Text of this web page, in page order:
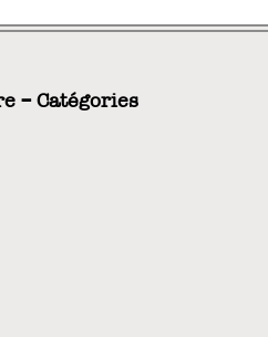
– Catégories